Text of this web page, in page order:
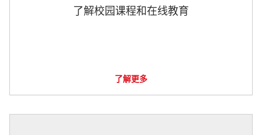
了解校园课程和在线教育
了解更多